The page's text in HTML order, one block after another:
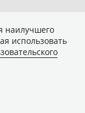
наилучшего
использовать